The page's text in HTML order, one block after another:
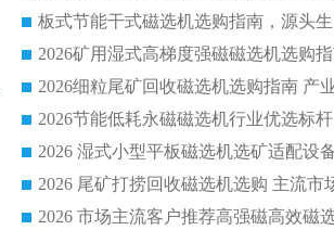
2026 尾矿打捞回收磁选机选购 主流市
2026 市场主流客户推荐高强磁高效磁